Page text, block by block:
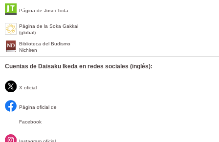
Página de Josei Toda
Página de la Soka Gakkai
(global)
Biblioteca del Budismo
Nichiren
Cuentas de Daisaku Ikeda en redes sociales (inglés):
X oficial
Página oficial de
Facebook